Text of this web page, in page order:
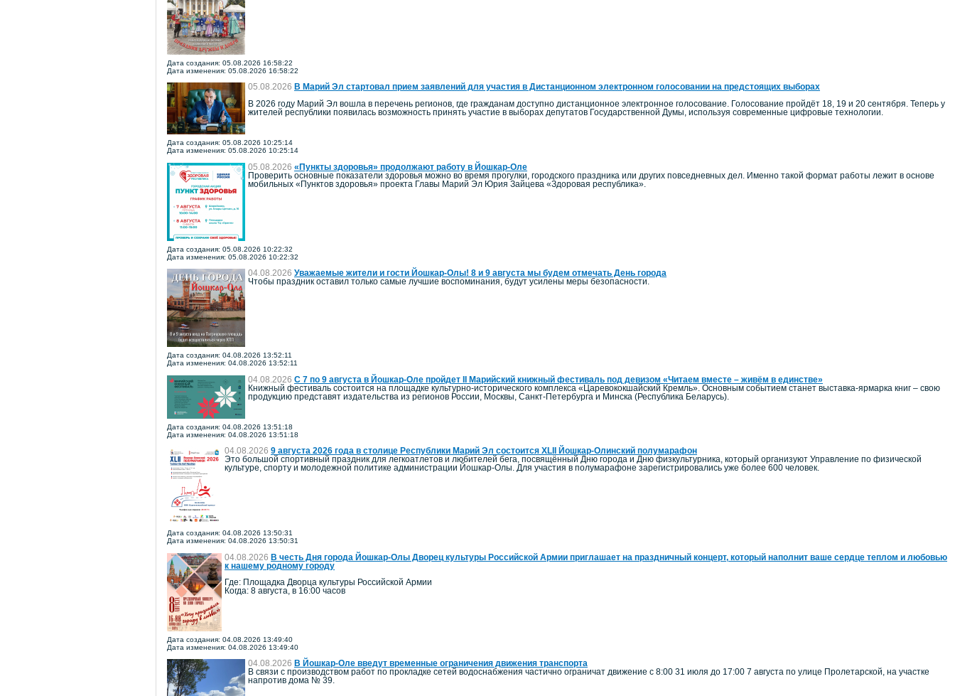
Дата создания: 05.08.2026 16:58:22
Дата изменения: 05.08.2026 16:58:22
05.08.2026 В Марий Эл стартовал прием заявлений для участия в Дистанционном электронном голосовании на предстоящих выборах
В 2026 году Марий Эл вошла в перечень регионов, где гражданам доступно дистанционное электронное голосование. Голосование пройдёт 18, 19 и 20 сентября. Теперь у
жителей республики появилась возможность принять участие в выборах депутатов Государственной Думы, используя современные цифровые технологии.
Дата создания: 05.08.2026 10:25:14
Дата изменения: 05.08.2026 10:25:14
05.08.2026 «Пункты здоровья» продолжают работу в Йошкар-Оле
Проверить основные показатели здоровья можно во время прогулки, городского праздника или других повседневных дел. Именно такой формат работы лежит в основе
мобильных «Пунктов здоровья» проекта Главы Марий Эл Юрия Зайцева «Здоровая республика».
Дата создания: 05.08.2026 10:22:32
Дата изменения: 05.08.2026 10:22:32
04.08.2026 Уважаемые жители и гости Йошкар-Олы! 8 и 9 августа мы будем отмечать День города
Чтобы праздник оставил только самые лучшие воспоминания, будут усилены меры безопасности.
Дата создания: 04.08.2026 13:52:11
Дата изменения: 04.08.2026 13:52:11
04.08.2026 С 7 по 9 августа в Йошкар-Оле пройдет II Марийский книжный фестиваль под девизом «Читаем вместе – живём в единстве»
Книжный фестиваль состоится на площадке культурно-исторического комплекса «Царевококшайский Кремль». Основным событием станет выставка-ярмарка книг – свою
продукцию представят издательства из регионов России, Москвы, Санкт-Петербурга и Минска (Республика Беларусь).
Дата создания: 04.08.2026 13:51:18
Дата изменения: 04.08.2026 13:51:18
04.08.2026 9 августа 2026 года в столице Республики Марий Эл состоится XLII Йошкар-Олинский полумарафон
Это большой спортивный праздник для легкоатлетов и любителей бега, посвящённый Дню города и Дню физкультурника, который организуют Управление по физической
культуре, спорту и молодежной политике администрации Йошкар-Олы. Для участия в полумарафоне зарегистрировались уже более 600 человек.
Дата создания: 04.08.2026 13:50:31
Дата изменения: 04.08.2026 13:50:31
04.08.2026 В честь Дня города Йошкар-Олы Дворец культуры Российской Армии приглашает на праздничный концерт, который наполнит ваше сердце теплом и любовью
к нашему родному городу
Где: Площадка Дворца культуры Российской Армии
Когда: 8 августа, в 16:00 часов
Дата создания: 04.08.2026 13:49:40
Дата изменения: 04.08.2026 13:49:40
04.08.2026 В Йошкар-Оле введут временные ограничения движения транспорта
В связи с производством работ по прокладке сетей водоснабжения частично ограничат движение с 8:00 31 июля до 17:00 7 августа по улице Пролетарской, на участке
напротив дома № 39.